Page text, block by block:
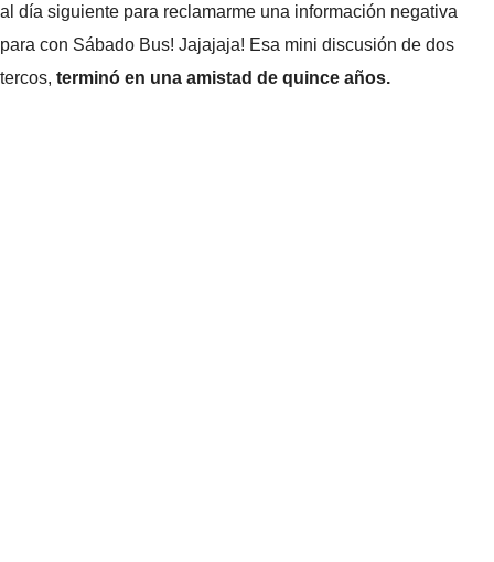
al día siguiente para reclamarme una información negativa
para con Sábado Bus! Jajajaja! Esa mini discusión de dos
tercos, terminó en una amistad de quince años.